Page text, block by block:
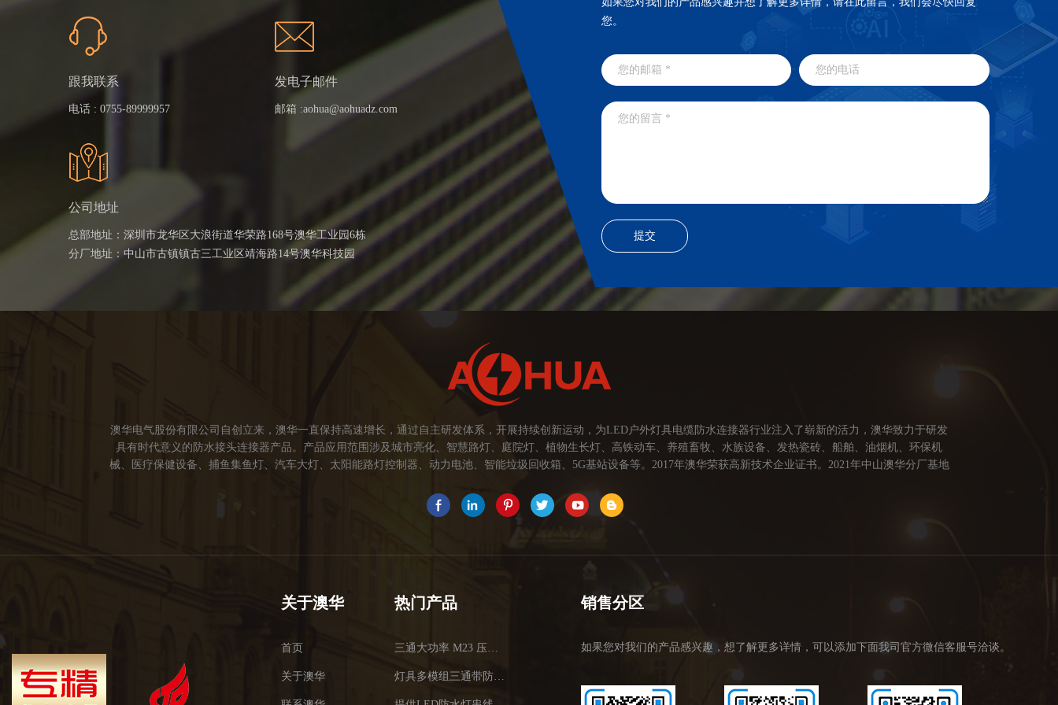
您。
跟我联系
电话 : 0755-89999957
发电子邮件
邮箱 :aohua@aohuadz.com
公司地址
总部地址：深圳市龙华区大浪街道华荣路168号澳华工业园6栋
分厂地址：中山市古镇镇古三工业区靖海路14号澳华科技园
澳华电气股份有限公司自创立来，澳华一直保持高速增长，通过自主研发体系，开展持续创新运动，为LED户外灯具电缆防水连接器行业注入了崭新的活力，澳华致力于研发
具有时代意义的防水接头连接器产品。产品应用范围涉及城市亮化、智慧路灯、庭院灯、植物生长灯、高铁动车、养殖畜牧、水族设备、发热瓷砖、船舶、油烟机、环保机
械、医疗保健设备、捕鱼集鱼灯、汽车大灯、太阳能路灯控制器、动力电池、智能垃圾回收箱、5G基站设备等。2017年澳华荣获高新技术企业证书。2021年中山澳华分厂基地
于世界，让线缆更可靠的连接。 我们的使命： 关注市场发展，紧握客户的需求，提供有价值的线缆连接器解决方案，为客户创造价值。 我们的价值观： 1、不断专研高端技
术，提高行业技术水平...
关于澳华
首页
关于澳华
热门产品
三通大功率 M23 压接2.5平方
灯具多模组三通带防水插头
销售分区
如果您对我们的产品感兴趣，想了解更多详情，可以添加下面我司官方微信客服号洽谈。